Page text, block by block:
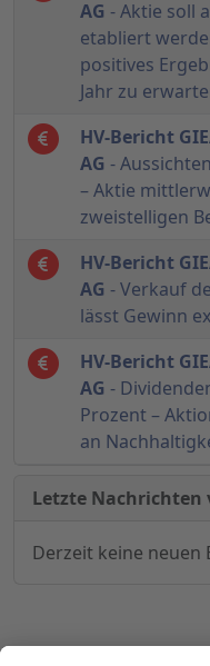
AG - Aktie soll
etabliert
positives
Jahr zu
HV-Bericht
AG -
– Aktie
zweistelligen
HV-Bericht
AG - Verkauf
lässt Gewinn
HV-Bericht
AG -
Prozent –
an
Letzte Nachrichten
Derzeit keine neuen